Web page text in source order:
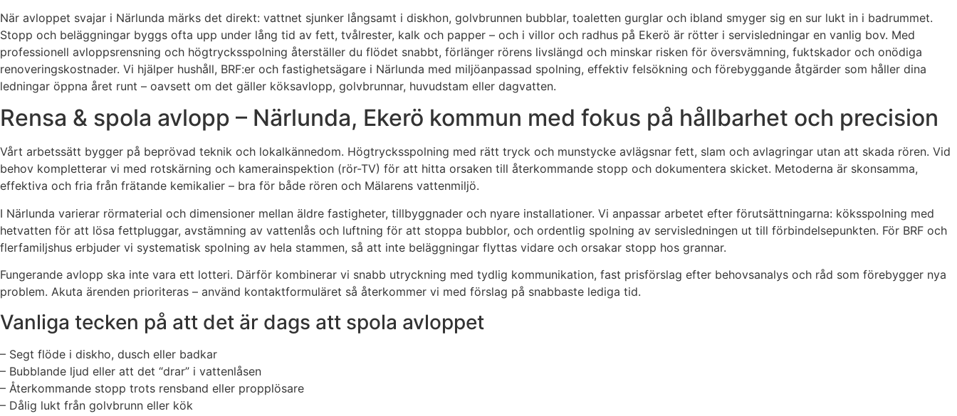
När avloppet svajar i Närlunda märks det direkt: vattnet sjunker långsamt i diskhon, golvbrunnen bubblar, toaletten gurglar och ibland smyger sig en sur lukt in i badrummet.
Stopp och beläggningar byggs ofta upp under lång tid av fett, tvålrester, kalk och papper – och i villor och radhus på Ekerö är rötter i servisledningar en vanlig bov. Med
professionell avloppsrensning och högtrycksspolning återställer du flödet snabbt, förlänger rörens livslängd och minskar risken för översvämning, fuktskador och onödiga
renoveringskostnader. Vi hjälper hushåll, BRF:er och fastighetsägare i Närlunda med miljöanpassad spolning, effektiv felsökning och förebyggande åtgärder som håller dina
ledningar öppna året runt – oavsett om det gäller köksavlopp, golvbrunnar, huvudstam eller dagvatten.
Rensa & spola avlopp – Närlunda, Ekerö kommun med fokus på hållbarhet och precision
Vårt arbetssätt bygger på beprövad teknik och lokalkännedom. Högtrycksspolning med rätt tryck och munstycke avlägsnar fett, slam och avlagringar utan att skada rören. Vid
behov kompletterar vi med rotskärning och kamerainspektion (rör-TV) för att hitta orsaken till återkommande stopp och dokumentera skicket. Metoderna är skonsamma,
effektiva och fria från frätande kemikalier – bra för både rören och Mälarens vattenmiljö.
I Närlunda varierar rörmaterial och dimensioner mellan äldre fastigheter, tillbyggnader och nyare installationer. Vi anpassar arbetet efter förutsättningarna: köksspolning med
hetvatten för att lösa fettpluggar, avstämning av vattenlås och luftning för att stoppa bubblor, och ordentlig spolning av servisledningen ut till förbindelsepunkten. För BRF och
flerfamiljshus erbjuder vi systematisk spolning av hela stammen, så att inte beläggningar flyttas vidare och orsakar stopp hos grannar.
Fungerande avlopp ska inte vara ett lotteri. Därför kombinerar vi snabb utryckning med tydlig kommunikation, fast prisförslag efter behovsanalys och råd som förebygger nya
problem. Akuta ärenden prioriteras – använd kontaktformuläret så återkommer vi med förslag på snabbaste lediga tid.
Vanliga tecken på att det är dags att spola avloppet
– Segt flöde i diskho, dusch eller badkar
– Bubblande ljud eller att det “drar” i vattenlåsen
– Återkommande stopp trots rensband eller propplösare
– Dålig lukt från golvbrunn eller kök